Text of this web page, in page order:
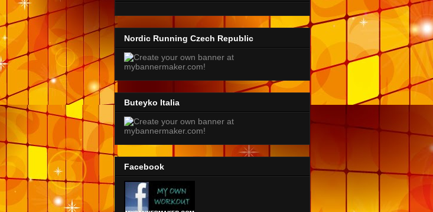
Nordic Running Czech Republic
Buteyko Italia
Facebook